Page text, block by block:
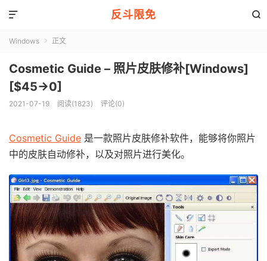
反斗限免 

Windows  正文
Cosmetic Guide – 照片皮肤修补[Windows]
[$45→0]
2021-07-19 阅读(1823) 评论(0)
Cosmetic Guide 是一款照片皮肤修补软件，能够将你照片
中的皮肤自动修补，以及对照片进行美化。